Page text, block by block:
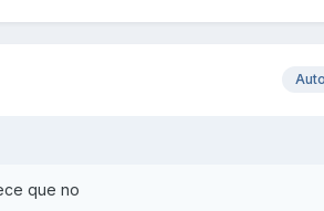
que no